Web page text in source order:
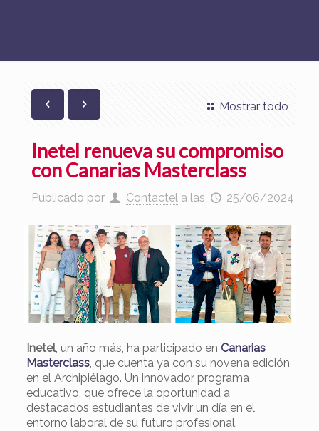
Mostrar todo
Inetel renueva su compromiso
con Canarias Masterclass
Publicado por Contactel a las 25/06/2024
Inetel, un año más, ha participado en Canarias
Masterclass, que cuenta ya con su novena edición
en el Archipiélago. Un innovador programa
educativo, que ofrece la oportunidad a
destacados estudiantes de vivir un día en el
entorno laboral de su futuro profesional.